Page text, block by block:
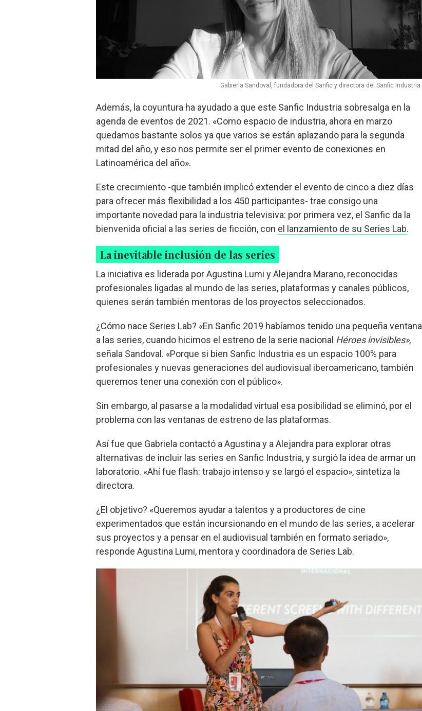
Gabierla Sandoval, fundadora del Sanfic y directora del Sanfic Industria
Además, la coyuntura ha ayudado a que este Sanfic Industria sobresalga en la
agenda de eventos de 2021. «Como espacio de industria, ahora en marzo
quedamos bastante solos ya que varios se están aplazando para la segunda
mitad del año, y eso nos permite ser el primer evento de conexiones en
Latinoamérica del año».
Este crecimiento -que también implicó extender el evento de cinco a diez días
para ofrecer más flexibilidad a los 450 participantes- trae consigo una
importante novedad para la industria televisiva: por primera vez, el Sanfic da la
bienvenida oficial a las series de ficción, con el lanzamiento de su Series Lab.
La inevitable inclusión de las series
La iniciativa es liderada por Agustina Lumi y Alejandra Marano, reconocidas
profesionales ligadas al mundo de las series, plataformas y canales públicos,
quienes serán también mentoras de los proyectos seleccionados.
¿Cómo nace Series Lab? «En Sanfic 2019 habíamos tenido una pequeña ventana
a las series, cuando hicimos el estreno de la serie nacional Héroes invisibles»,
señala Sandoval. «Porque si bien Sanfic Industria es un espacio 100% para
profesionales y nuevas generaciones del audiovisual iberoamericano, también
queremos tener una conexión con el público».
Sin embargo, al pasarse a la modalidad virtual esa posibilidad se eliminó, por el
problema con las ventanas de estreno de las plataformas.
Así fue que Gabriela contactó a Agustina y a Alejandra para explorar otras
alternativas de incluir las series en Sanfic Industria, y surgió la idea de armar un
laboratorio. «Ahí fue flash: trabajo intenso y se largó el espacio», sintetiza la
directora.
¿El objetivo? «Queremos ayudar a talentos y a productores de cine
experimentados que están incursionando en el mundo de las series, a acelerar
sus proyectos y a pensar en el audiovisual también en formato seriado»,
responde Agustina Lumi, mentora y coordinadora de Series Lab.